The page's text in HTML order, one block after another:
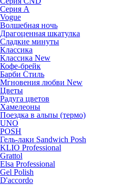
Серия А
Vogue
Волшебная ночь
Драгоценная шкатулка
Сладкие минуты
Классика
Классика New
Кофе-брейк
Барби Стиль
Мгновения любви New
Цветы
Радуга цветов
Хамелеоны
Поездка в альпы (термо)
UNO
POSH
Гель-лаки Sandwich Posh
KLIO Professional
Grattol
Elsa Professional
Gel Polish
D'accordo